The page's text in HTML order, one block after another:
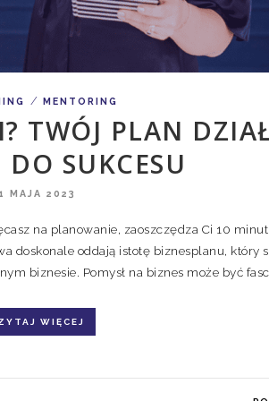
/ MENTORING
TWÓJ PLAN
SUKCESU
MAJA 2023
na planowanie, zaoszczędza Ci 10
doskonale oddają istotę biznesplanu, który
biznesie. Pomysł na biznes może być
WIĘCEJ